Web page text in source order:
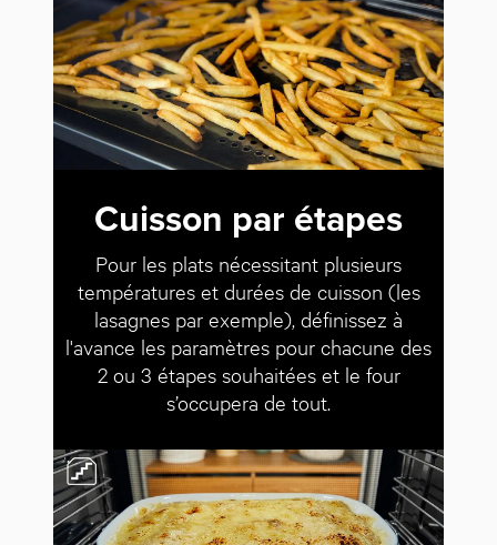
Cuisson par étapes
Pour les plats nécessitant plusieurs
températures et durées de cuisson (les
lasagnes par exemple), définissez à
l'avance les paramètres pour chacune des
2 ou 3 étapes souhaitées et le four
s’occupera de tout.